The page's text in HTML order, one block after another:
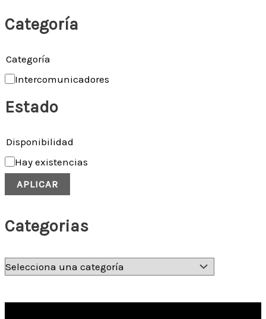
Categoría
Categoría
Intercomunicadores
Estado
Disponibilidad
Hay existencias
APLICAR
Categorias